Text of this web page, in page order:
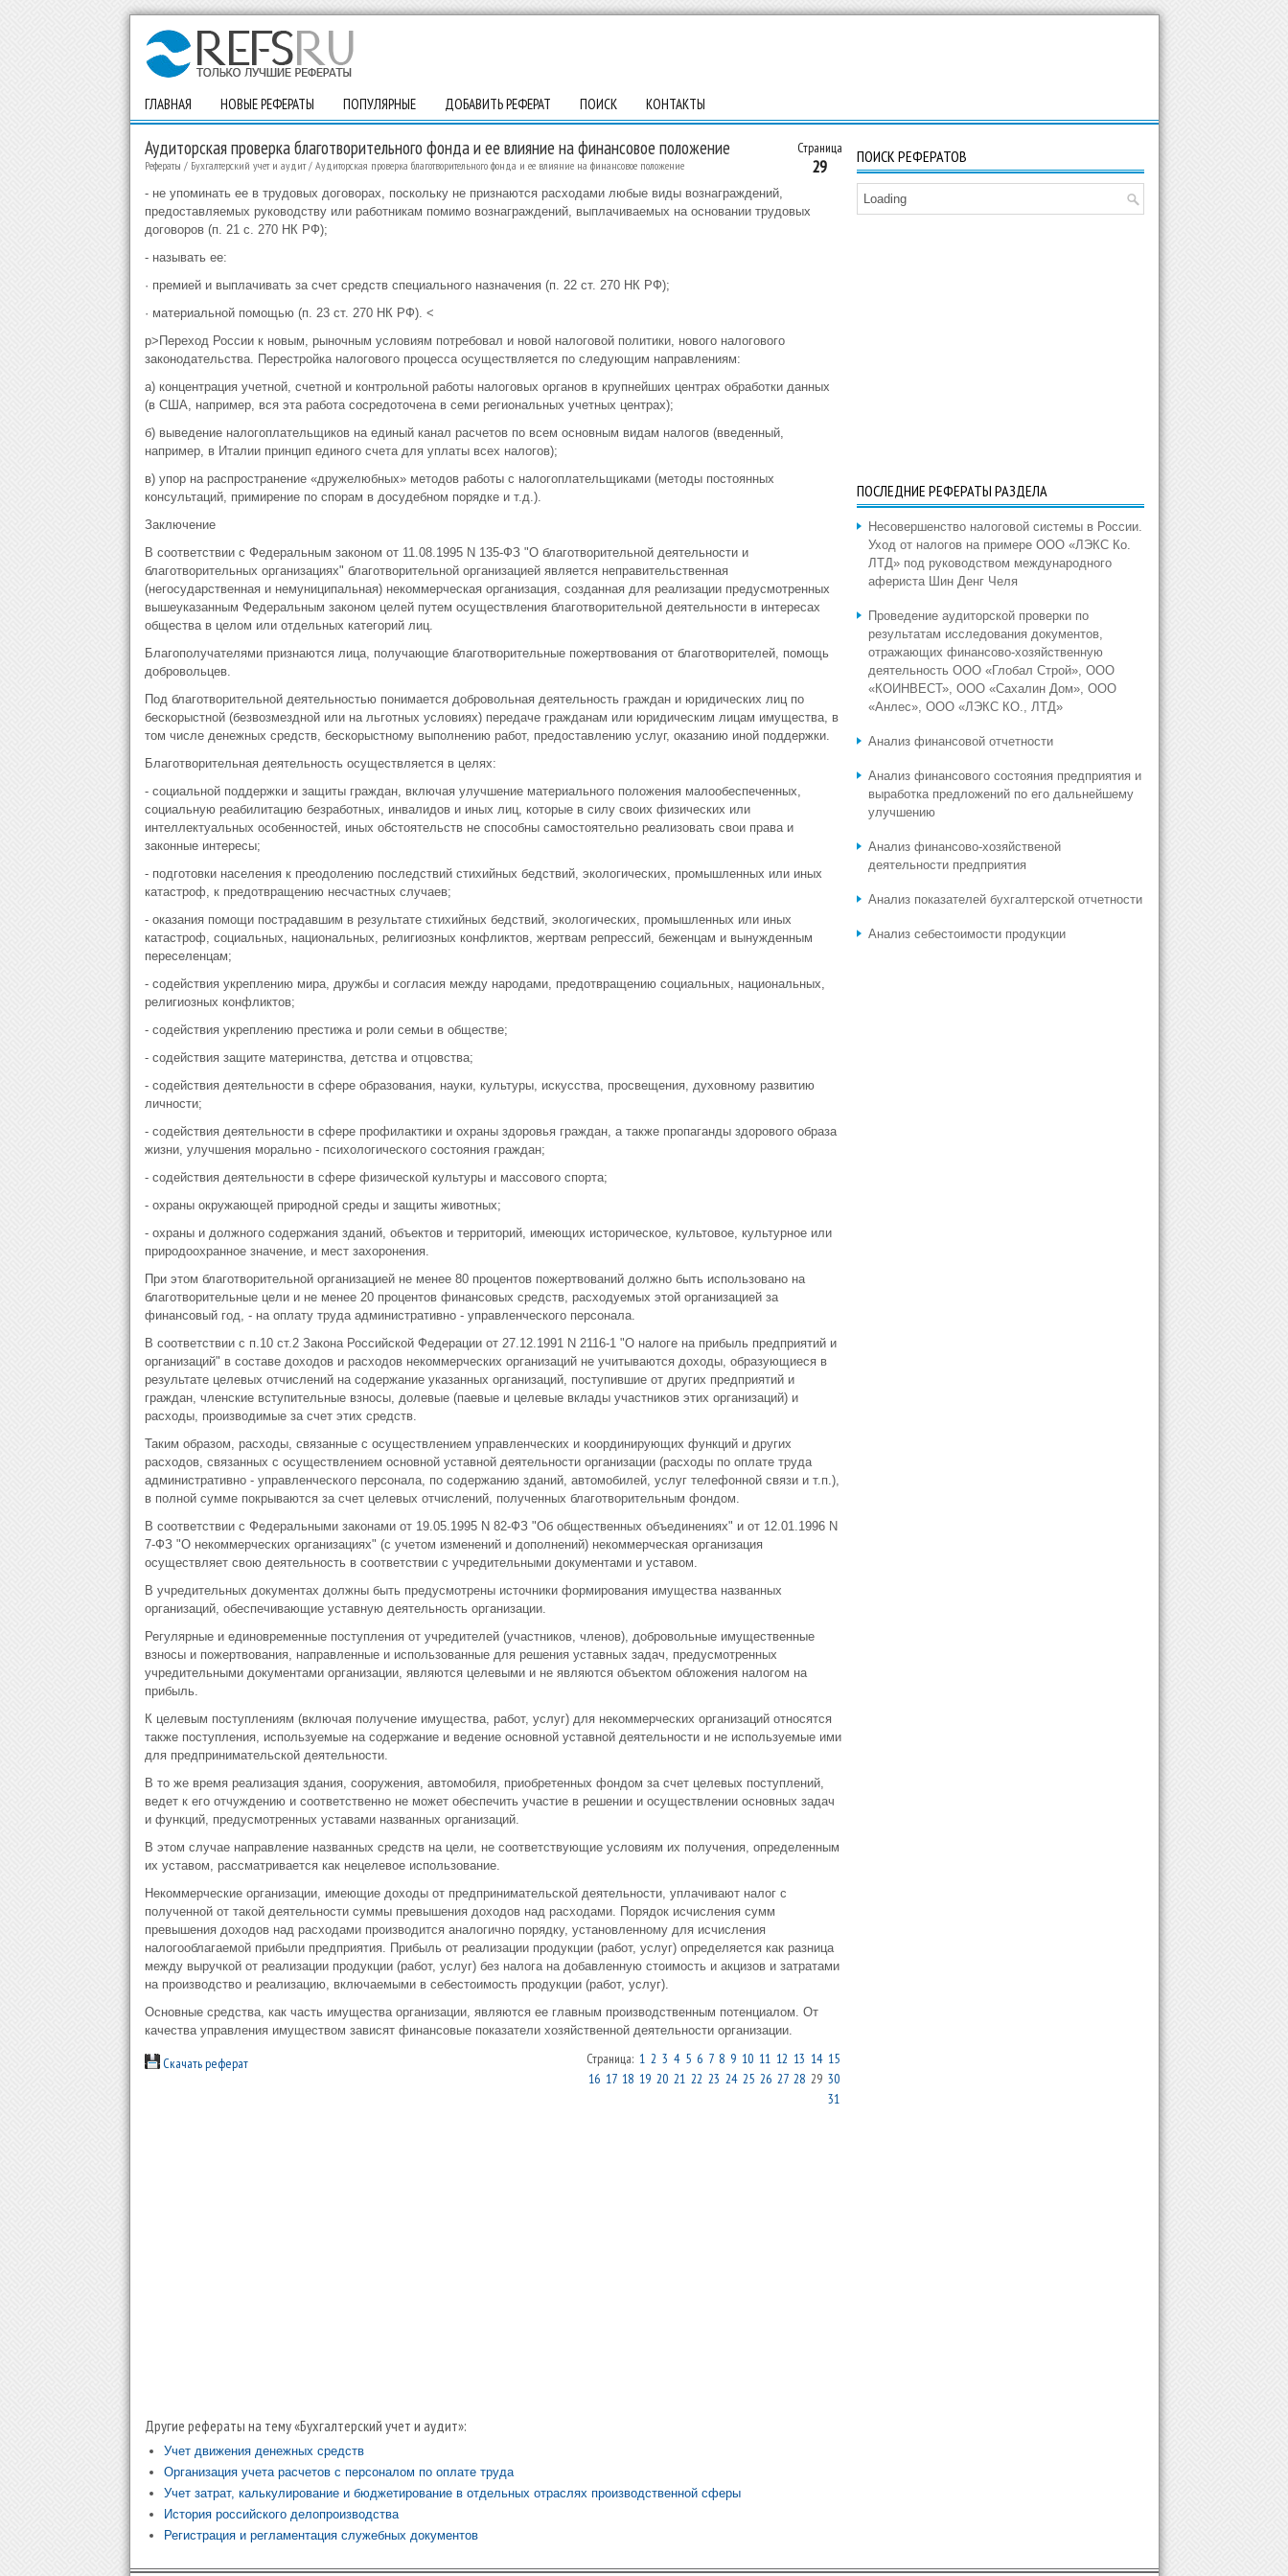
ГЛАВНАЯ НОВЫЕ РЕФЕРАТЫ ПОПУЛЯРНЫЕ ДОБАВИТЬ РЕФЕРАТ ПОИСК КОНТАКТЫ
Страница
29
Аудиторская проверка благотворительного фонда и ее влияние на финансовое положение
Рефераты / Бухгалтерский учет и аудит/ Аудиторская проверка благотворительного фонда и ее влияние на финансовое положение
- не упоминать ее в трудовых договорах, поскольку не признаются расходами любые виды вознаграждений,
предоставляемых руководству или работникам помимо вознаграждений, выплачиваемых на основании трудовых
договоров (п. 21 с. 270 НК РФ);
- называть ее:
· премией и выплачивать за счет средств специального назначения (п. 22 ст. 270 НК РФ);
· материальной помощью (п. 23 ст. 270 НК РФ). <
p>Переход России к новым, рыночным условиям потребовал и новой налоговой политики, нового налогового
законодательства. Перестройка налогового процесса осуществляется по следующим направлениям:
а) концентрация учетной, счетной и контрольной работы налоговых органов в крупнейших центрах обработки данных
(в США, например, вся эта работа сосредоточена в семи региональных учетных центрах);
б) выведение налогоплательщиков на единый канал расчетов по всем основным видам налогов (введенный,
например, в Италии принцип единого счета для уплаты всех налогов);
в) упор на распространение «дружелюбных» методов работы с налогоплательщиками (методы постоянных
консультаций, примирение по спорам в досудебном порядке и т.д.).
Заключение
В соответствии с Федеральным законом от 11.08.1995 N 135-ФЗ "О благотворительной деятельности и
благотворительных организациях" благотворительной организацией является неправительственная
(негосударственная и немуниципальная) некоммерческая организация, созданная для реализации предусмотренных
вышеуказанным Федеральным законом целей путем осуществления благотворительной деятельности в интересах
общества в целом или отдельных категорий лиц.
Благополучателями признаются лица, получающие благотворительные пожертвования от благотворителей, помощь
добровольцев.
Под благотворительной деятельностью понимается добровольная деятельность граждан и юридических лиц по
бескорыстной (безвозмездной или на льготных условиях) передаче гражданам или юридическим лицам имущества, в
том числе денежных средств, бескорыстному выполнению работ, предоставлению услуг, оказанию иной поддержки.
Благотворительная деятельность осуществляется в целях:
- социальной поддержки и защиты граждан, включая улучшение материального положения малообеспеченных,
социальную реабилитацию безработных, инвалидов и иных лиц, которые в силу своих физических или
интеллектуальных особенностей, иных обстоятельств не способны самостоятельно реализовать свои права и
законные интересы;
- подготовки населения к преодолению последствий стихийных бедствий, экологических, промышленных или иных
катастроф, к предотвращению несчастных случаев;
- оказания помощи пострадавшим в результате стихийных бедствий, экологических, промышленных или иных
катастроф, социальных, национальных, религиозных конфликтов, жертвам репрессий, беженцам и вынужденным
переселенцам;
- содействия укреплению мира, дружбы и согласия между народами, предотвращению социальных, национальных,
религиозных конфликтов;
- содействия укреплению престижа и роли семьи в обществе;
- содействия защите материнства, детства и отцовства;
- содействия деятельности в сфере образования, науки, культуры, искусства, просвещения, духовному развитию
личности;
- содействия деятельности в сфере профилактики и охраны здоровья граждан, а также пропаганды здорового образа
жизни, улучшения морально - психологического состояния граждан;
- содействия деятельности в сфере физической культуры и массового спорта;
- охраны окружающей природной среды и защиты животных;
- охраны и должного содержания зданий, объектов и территорий, имеющих историческое, культовое, культурное или
природоохранное значение, и мест захоронения.
При этом благотворительной организацией не менее 80 процентов пожертвований должно быть использовано на
благотворительные цели и не менее 20 процентов финансовых средств, расходуемых этой организацией за
финансовый год, - на оплату труда административно - управленческого персонала.
В соответствии с п.10 ст.2 Закона Российской Федерации от 27.12.1991 N 2116-1 "О налоге на прибыль предприятий и
организаций" в составе доходов и расходов некоммерческих организаций не учитываются доходы, образующиеся в
результате целевых отчислений на содержание указанных организаций, поступившие от других предприятий и
граждан, членские вступительные взносы, долевые (паевые и целевые вклады участников этих организаций) и
расходы, производимые за счет этих средств.
Таким образом, расходы, связанные с осуществлением управленческих и координирующих функций и других
расходов, связанных с осуществлением основной уставной деятельности организации (расходы по оплате труда
административно - управленческого персонала, по содержанию зданий, автомобилей, услуг телефонной связи и т.п.),
в полной сумме покрываются за счет целевых отчислений, полученных благотворительным фондом.
В соответствии с Федеральными законами от 19.05.1995 N 82-ФЗ "Об общественных объединениях" и от 12.01.1996 N
7-ФЗ "О некоммерческих организациях" (с учетом изменений и дополнений) некоммерческая организация
осуществляет свою деятельность в соответствии с учредительными документами и уставом.
В учредительных документах должны быть предусмотрены источники формирования имущества названных
организаций, обеспечивающие уставную деятельность организации.
Регулярные и единовременные поступления от учредителей (участников, членов), добровольные имущественные
взносы и пожертвования, направленные и использованные для решения уставных задач, предусмотренных
учредительными документами организации, являются целевыми и не являются объектом обложения налогом на
прибыль.
К целевым поступлениям (включая получение имущества, работ, услуг) для некоммерческих организаций относятся
также поступления, используемые на содержание и ведение основной уставной деятельности и не используемые ими
для предпринимательской деятельности.
В то же время реализация здания, сооружения, автомобиля, приобретенных фондом за счет целевых поступлений,
ведет к его отчуждению и соответственно не может обеспечить участие в решении и осуществлении основных задач
и функций, предусмотренных уставами названных организаций.
В этом случае направление названных средств на цели, не соответствующие условиям их получения, определенным
их уставом, рассматривается как нецелевое использование.
Некоммерческие организации, имеющие доходы от предпринимательской деятельности, уплачивают налог с
полученной от такой деятельности суммы превышения доходов над расходами. Порядок исчисления сумм
превышения доходов над расходами производится аналогично порядку, установленному для исчисления
налогооблагаемой прибыли предприятия. Прибыль от реализации продукции (работ, услуг) определяется как разница
между выручкой от реализации продукции (работ, услуг) без налога на добавленную стоимость и акцизов и затратами
на производство и реализацию, включаемыми в себестоимость продукции (работ, услуг).
Основные средства, как часть имущества организации, являются ее главным производственным потенциалом. От
качества управления имуществом зависят финансовые показатели хозяйственной деятельности организации.
Скачать реферат Страница: 1 2 3 4 5 6 7 8 9 10 11 12 13 14 15
16 17 18 19 20 21 22 23 24 25 26 27 2829 30
31
Другие рефераты на тему «Бухгалтерский учет и аудит»:
Учет движения денежных средств
Организация учета расчетов с персоналом по оплате труда
Учет затрат, калькулирование и бюджетирование в отдельных отраслях производственной сферы
История российского делопроизводства
Регистрация и регламентация служебных документов
ПОИСК РЕФЕРАТОВ
Loading
ПОСЛЕДНИЕ РЕФЕРАТЫ РАЗДЕЛА
Несовершенство налоговой системы в России.
Уход от налогов на примере ООО «ЛЭКС Ко.
ЛТД» под руководством международного
афериста Шин Денг Челя
Проведение аудиторской проверки по
результатам исследования документов,
отражающих финансово-хозяйственную
деятельность ООО «Глобал Строй», ООО
«КОИНВЕСТ», ООО «Сахалин Дом», ООО
«Анлес», ООО «ЛЭКС КО., ЛТД»
Анализ финансовой отчетности
Анализ финансового состояния предприятия и
выработка предложений по его дальнейшему
улучшению
Анализ финансово-хозяйственой
деятельности предприятия
Анализ показателей бухгалтерской отчетности
Анализ себестоимости продукции